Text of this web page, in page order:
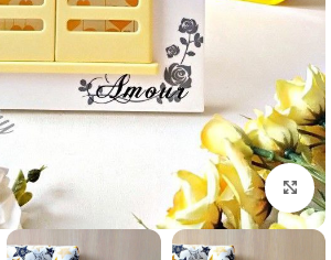
برای بزرگنمایی کلیک کنید